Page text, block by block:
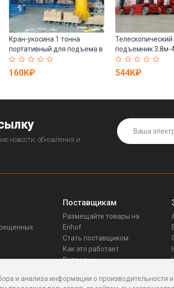
Кран-укосина 1 тонна
портативный для подъема в
магазине (арт. 25-19081408)
160K₽
Телескопический
подъемник 3.8м-
ручным приводом
19081352)
544K₽
новости, обновления и
Поставщикам
Размещайте товары на
Enhof
Стать поставщиком
Как это работает
Вопросы
и анализа информации о производительности